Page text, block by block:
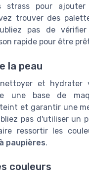
strass pour
trouver des
pas de
rapide pour être
la peau
et hydrater
une base de
et garantir une
pas d'utiliser un
ressortir les
paupières.
couleurs